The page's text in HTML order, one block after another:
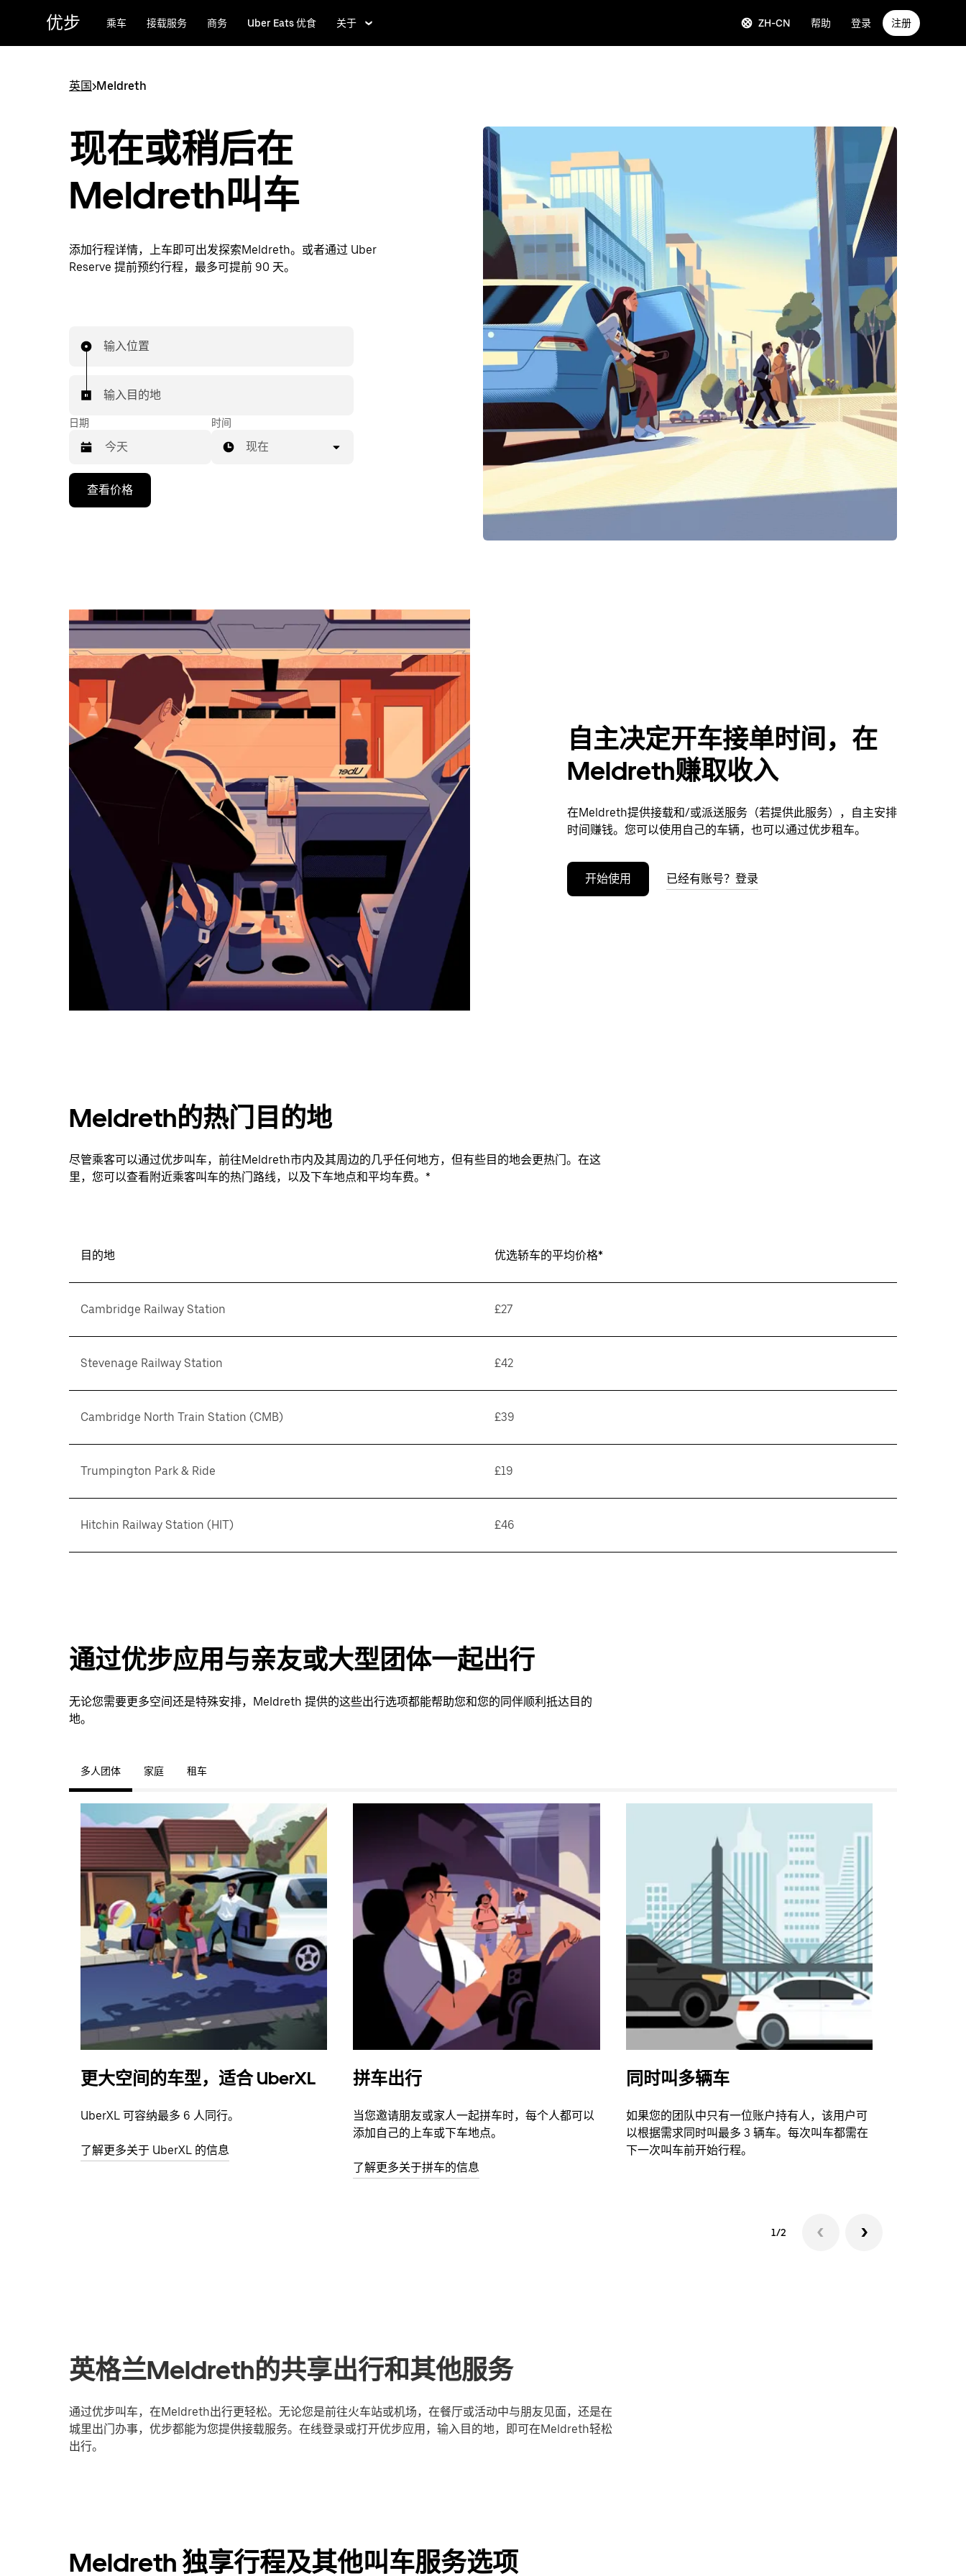
优步 乘车 接载服务 商务 Uber Eats 优食 关于 ZH-CN 帮助 登录 注册
英国>Meldreth
现在或稍后在
Meldreth叫车
添加行程详情，上车即可出发探索Meldreth。或者通过 Uber
Reserve 提前预约行程，最多可提前 90 天。
输入位置
输入目的地
日期
向
览
历
日
期。
退
日
历。
时间
现在
查看价格
自主决定开车接单时间，在
Meldreth赚取收入
在Meldreth提供接载和/或派送服务（若提供此服务），自主安排
时间赚钱。您可以使用自己的车辆，也可以通过优步租车。
开始使用 已经有账号？登录
Meldreth的热门目的地
尽管乘客可以通过优步叫车，前往Meldreth市内及其周边的几乎任何地方，但有些目的地会更热门。在这
里，您可以查看附近乘客叫车的热门路线，以及下车地点和平均车费。*
目的地 优选轿车的平均价格*
Cambridge Railway Station £27
Stevenage Railway Station £42
Cambridge North Train Station (CMB) £39
Trumpington Park & Ride £19
Hitchin Railway Station (HIT) £46
通过优步应用与亲友或大型团体一起出行
无论您需要更多空间还是特殊安排，Meldreth 提供的这些出行选项都能帮助您和您的同伴顺利抵达目的
地。
多人团体 家庭 租车
更大空间的车型，适合 UberXL
UberXL 可容纳最多 6 人同行。
了解更多关于 UberXL 的信息
拼车出行
当您邀请朋友或家人一起拼车时，每个人都可以
添加自己的上车或下车地点。
了解更多关于拼车的信息
同时叫多辆车
如果您的团队中只有一位账户持有人，该用户可
以根据需求同时叫最多 3 辆车。每次叫车都需在
下一次叫车前开始行程。
1/2
英格兰Meldreth的共享出行和其他服务
通过优步叫车，在Meldreth出行更轻松。无论您是前往火车站或机场，在餐厅或活动中与朋友见面，还是在
城里出门办事，优步都能为您提供接载服务。在线登录或打开优步应用，输入目的地，即可在Meldreth轻松
出行。
Meldreth 独享行程及其他叫车服务选项